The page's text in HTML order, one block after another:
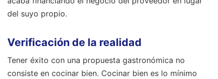
del suyo propio.
Verificación de la realidad
Tener éxito con una propuesta gastronómica no
consiste en cocinar bien. Cocinar bien es lo mínimo